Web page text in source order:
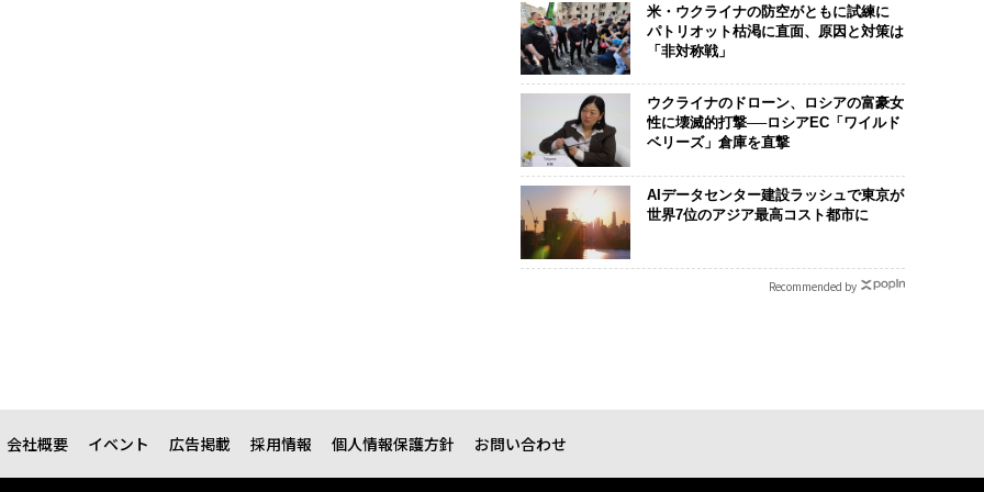
米・ウクライナの防空がともに試練に
パトリオット枯渇に直面、原因と対策は
「非対称戦」
ウクライナのドローン、ロシアの富豪女
性に壊滅的打撃──ロシアEC「ワイルド
ベリーズ」倉庫を直撃
AIデータセンター建設ラッシュで東京が
世界7位のアジア最高コスト都市に
Recommended by
会社概要 イベント 広告掲載 採用情報 個人情報保護方針 お問い合わせ